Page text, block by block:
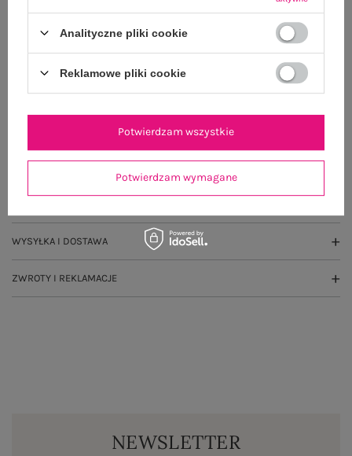
Wysyłka
WYSYŁKA I DOSTAWA
ZWROTY I REKLAMACJE
NEWSLETTER
Analityczne pliki cookie
Reklamowe pliki cookie
Potwierdzam wymagane
Potwierdzam wszystkie